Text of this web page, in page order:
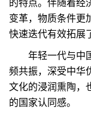
的特点。伴随着经
变革，物质条件更
快速迭代有效拓
年轻一代与中国
频共振，深受中华
文化的浸润熏陶，
的国家认同感。